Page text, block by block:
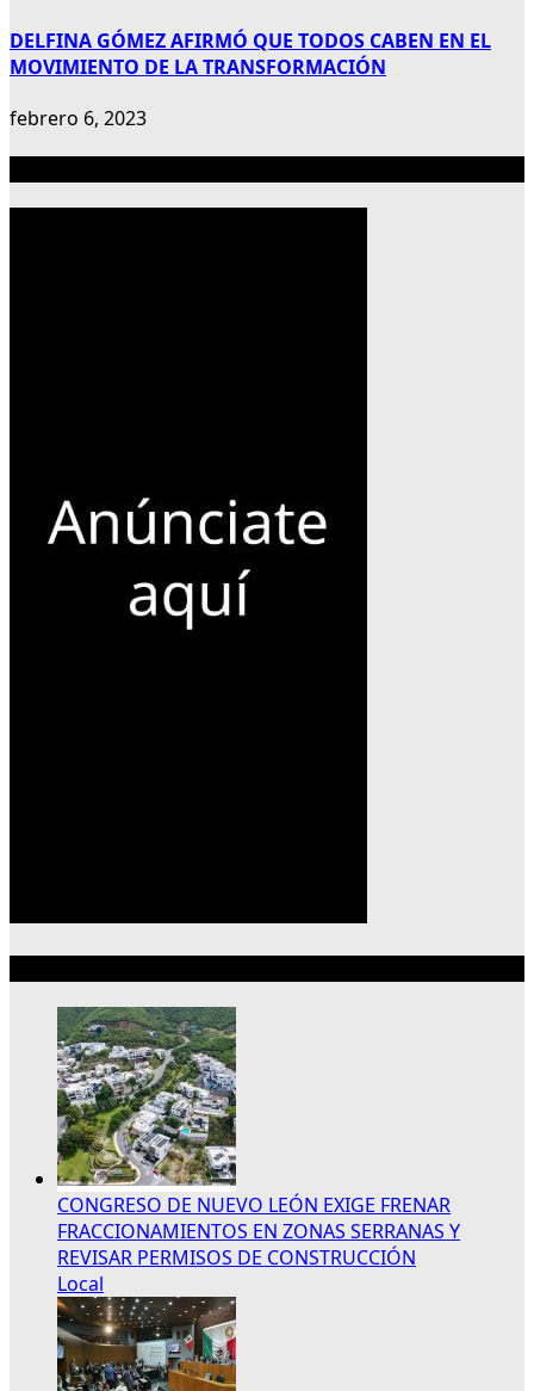
DELFINA GÓMEZ AFIRMÓ QUE TODOS CABEN EN EL
MOVIMIENTO DE LA TRANSFORMACIÓN
febrero 6, 2023
CONGRESO DE NUEVO LEÓN EXIGE FRENAR
FRACCIONAMIENTOS EN ZONAS SERRANAS Y
REVISAR PERMISOS DE CONSTRUCCIÓN
Local